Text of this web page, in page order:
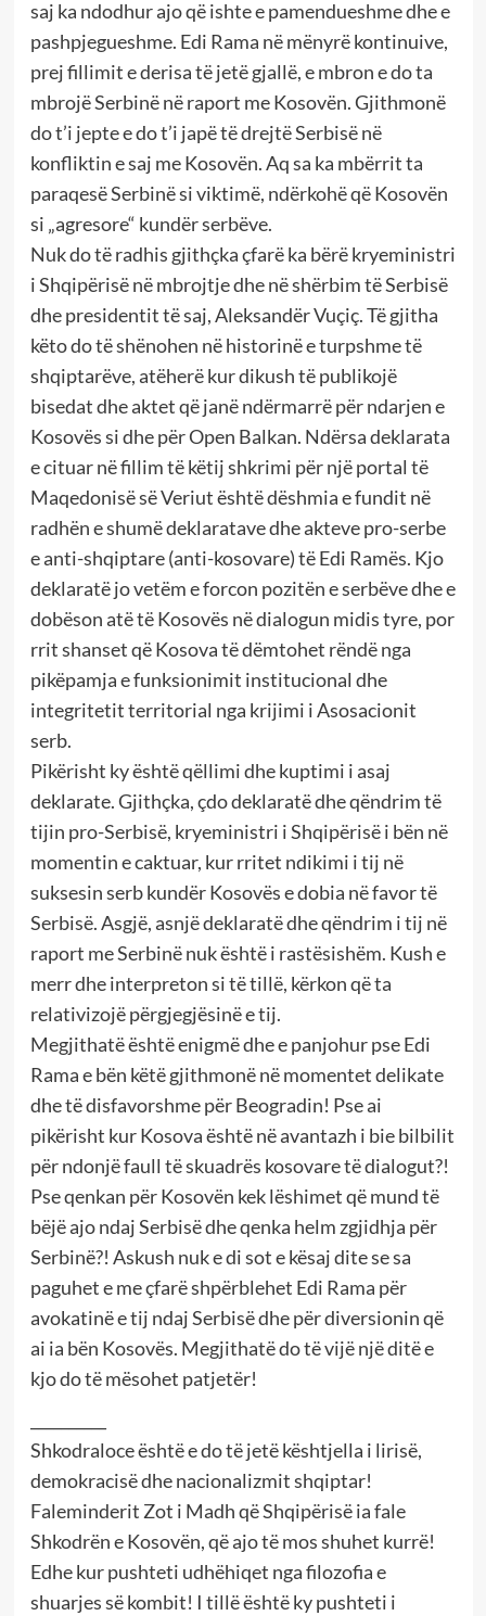
saj ka ndodhur ajo që ishte e pamendueshme dhe e
pashpjegueshme. Edi Rama në mënyrë kontinuive,
prej fillimit e derisa të jetë gjallë, e mbron e do ta
mbrojë Serbinë në raport me Kosovën. Gjithmonë
do t’i jepte e do t’i japë të drejtë Serbisë në
konfliktin e saj me Kosovën. Aq sa ka mbërrit ta
paraqesë Serbinë si viktimë, ndërkohë që Kosovën
si „agresore“ kundër serbëve.
Nuk do të radhis gjithçka çfarë ka bërë kryeministri
i Shqipërisë në mbrojtje dhe në shërbim të Serbisë
dhe presidentit të saj, Aleksandër Vuçiç. Të gjitha
këto do të shënohen në historinë e turpshme të
shqiptarëve, atëherë kur dikush të publikojë
bisedat dhe aktet që janë ndërmarrë për ndarjen e
Kosovës si dhe për Open Balkan. Ndërsa deklarata
e cituar në fillim të këtij shkrimi për një portal të
Maqedonisë së Veriut është dëshmia e fundit në
radhën e shumë deklaratave dhe akteve pro-serbe
e anti-shqiptare (anti-kosovare) të Edi Ramës. Kjo
deklaratë jo vetëm e forcon pozitën e serbëve dhe e
dobëson atë të Kosovës në dialogun midis tyre, por
rrit shanset që Kosova të dëmtohet rëndë nga
pikëpamja e funksionimit institucional dhe
integritetit territorial nga krijimi i Asosacionit
serb.
Pikërisht ky është qëllimi dhe kuptimi i asaj
deklarate. Gjithçka, çdo deklaratë dhe qëndrim të
tijin pro-Serbisë, kryeministri i Shqipërisë i bën në
momentin e caktuar, kur rritet ndikimi i tij në
suksesin serb kundër Kosovës e dobia në favor të
Serbisë. Asgjë, asnjë deklaratë dhe qëndrim i tij në
raport me Serbinë nuk është i rastësishëm. Kush e
merr dhe interpreton si të tillë, kërkon që ta
relativizojë përgjegjësinë e tij.
Megjithatë është enigmë dhe e panjohur pse Edi
Rama e bën këtë gjithmonë në momentet delikate
dhe të disfavorshme për Beogradin! Pse ai
pikërisht kur Kosova është në avantazh i bie bilbilit
për ndonjë faull të skuadrës kosovare të dialogut?!
Pse qenkan për Kosovën kek lëshimet që mund të
bëjë ajo ndaj Serbisë dhe qenka helm zgjidhja për
Serbinë?! Askush nuk e di sot e kësaj dite se sa
paguhet e me çfarë shpërblehet Edi Rama për
avokatinë e tij ndaj Serbisë dhe për diversionin që
ai ia bën Kosovës. Megjithatë do të vijë një ditë e
kjo do të mësohet patjetër!
Shkodraloce është e do të jetë kështjella i lirisë,
demokracisë dhe nacionalizmit shqiptar!
Faleminderit Zot i Madh që Shqipërisë ia fale
Shkodrën e Kosovën, që ajo të mos shuhet kurrë!
Edhe kur pushteti udhëhiqet nga filozofia e
shuarjes së kombit! I tillë është ky pushteti i